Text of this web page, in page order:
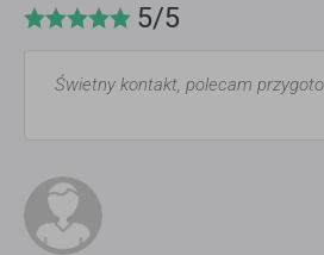
5/5
Świetny kontakt, polecam